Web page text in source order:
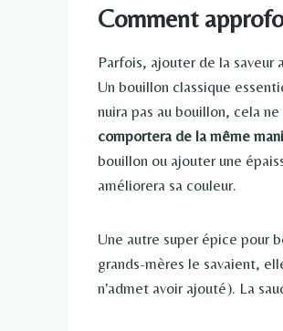
Comment
Parfois, ajouter de la
Un bouillon classique
nuira pas au bouillon, cela
comportera de la même
bouillon ou ajouter une
améliorera sa couleur.
Une autre super épice pour
grands-mères le savaient,
n'admet avoir ajouté). La